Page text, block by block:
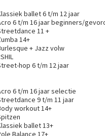
uur Klassiek ballet 6
Acro 6 t/m 16 jaar
uur
uur Zumba
uur
uur Street-hop 6 t/m 12
uur Acro 6 t/m 16
Streetdance 9 t/m 11
uur Body workout
uur
uur Klassiek
uur Pole Balance